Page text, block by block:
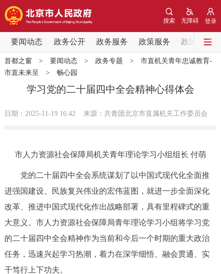
登录
无障碍
搜索
要闻动态 政务公开 政务服务 政策服务 政民互动
要闻动态
党中央精神 国务院信息 中央部委动态
北京要闻 会议信息 部门动态
各区热点
政务公开
市领导 机构职能 政策服务
政策兑现 政策解读 回应关切
决策公开 专题公开
政务服务
首都之窗> 要闻动态> 政务专题 > 市直机关青年忠诚教育-
市直未来呈 > 畅心园
学习党的二十届四中全会精神心得体会
日期：2025-11-19 16:42 来源：共青团北京市直属机关工作委员会
市人力资源社会保障局机关青年理论学习小组组长 付萌
党的二十届四中全会系统谋划了以中国式现代化全面推
进强国建设、民族复兴伟业的宏伟蓝图，就进一步全面深化
改革、推进中国式现代化作出战略部署，具有里程碑式的重
大意义。市人力资源社会保障局青年理论学习小组将学习党
的二十届四中全会精神作为当前和今后一个时期的重大政治
任务，迅速兴起学习热潮，着力在深学细悟、融会贯通、实
干笃行上下功夫。